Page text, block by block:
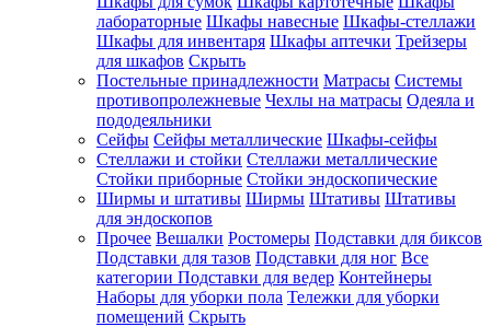
лабораторные Шкафы навесные Шкафы-стеллажи
Шкафы для инвентаря Шкафы аптечки Трейзеры
для шкафов Скрыть
Постельные принадлежности Матрасы Системы
противопролежневые Чехлы на матрасы Одеяла и
пододеяльники
Сейфы Сейфы металлические Шкафы-сейфы
Стеллажи и стойки Стеллажи металлические
Стойки приборные Стойки эндоскопические
Ширмы и штативы Ширмы Штативы Штативы
для эндоскопов
Прочее Вешалки Ростомеры Подставки для биксов
Подставки для тазов Подставки для ног Все
категории Подставки для ведер Контейнеры
Наборы для уборки пола Тележки для уборки
помещений Скрыть